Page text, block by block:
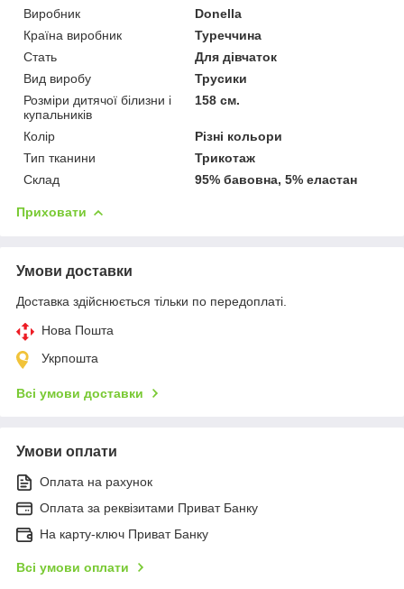
Виробник
Donella
Країна виробник
Туреччина
Стать
Для дівчаток
Вид виробу
Трусики
Розміри дитячої білизни і
купальників
158 см.
Колір
Різні кольори
Тип тканини
Трикотаж
Склад
95% бавовна, 5% еластан
Приховати
Умови доставки
Доставка здійснюється тільки по передоплаті.
Нова Пошта
Укрпошта
Всі умови доставки
Умови оплати
Оплата на рахунок
Оплата за реквізитами Приват Банку
На карту-ключ Приват Банку
Всі умови оплати